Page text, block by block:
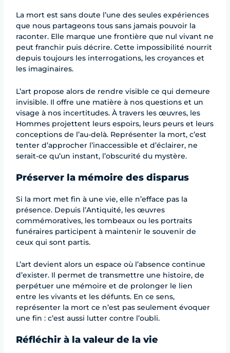
La mort est sans doute l’une des seules expériences
que nous partageons tous sans jamais pouvoir la
raconter. Elle marque une frontière que nul vivant ne
peut franchir puis décrire. Cette impossibilité nourrit
depuis toujours les interrogations, les croyances et
les imaginaires.
L’art propose alors de rendre visible ce qui demeure
invisible. Il offre une matière à nos questions et un
visage à nos incertitudes. À travers les œuvres, les
Hommes projettent leurs espoirs, leurs peurs et leurs
conceptions de l’au-delà. Représenter la mort, c’est
tenter d’approcher l’inaccessible et d’éclairer, ne
serait-ce qu’un instant, l’obscurité du mystère.
Préserver la mémoire des disparus
Si la mort met fin à une vie, elle n’efface pas la
présence. Depuis l’Antiquité, les œuvres
commémoratives, les tombeaux ou les portraits
funéraires participent à maintenir le souvenir de
ceux qui sont partis.
L’art devient alors un espace où l’absence continue
d’exister. Il permet de transmettre une histoire, de
perpétuer une mémoire et de prolonger le lien
entre les vivants et les défunts. En ce sens,
représenter la mort ce n’est pas seulement évoquer
une fin : c’est aussi lutter contre l’oubli.
Réfléchir à la valeur de la vie